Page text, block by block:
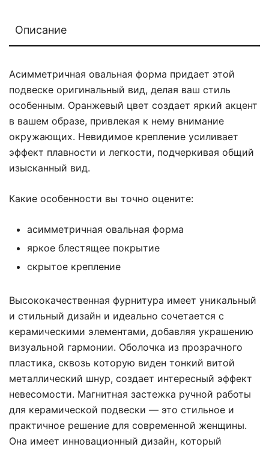
Описание
Асимметричная овальная форма придает этой
подвеске оригинальный вид, делая ваш стиль
особенным. Оранжевый цвет создает яркий акцент
в вашем образе, привлекая к нему внимание
окружающих. Невидимое крепление усиливает
эффект плавности и легкости, подчеркивая общий
изысканный вид.
Какие особенности вы точно оцените:
асимметричная овальная форма
яркое блестящее покрытие
скрытое крепление
Высококачественная фурнитура имеет уникальный
и стильный дизайн и идеально сочетается с
керамическими элементами, добавляя украшению
визуальной гармонии. Оболочка из прозрачного
пластика, сквозь которую виден тонкий витой
металлический шнур, создает интересный эффект
невесомости. Магнитная застежка ручной работы
для керамической подвески — это стильное и
практичное решение для современной женщины.
Она имеет инновационный дизайн, который